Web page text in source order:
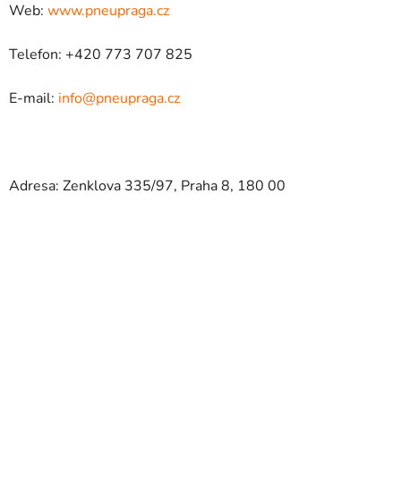
Web: www.pneupraga.cz
Telefon: +420 773 707 825
E-mail: info@pneupraga.cz
Adresa: Zenklova 335/97, Praha 8, 180 00